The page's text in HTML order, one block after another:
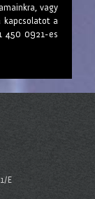
vagy
kapcsolatot a
450 0921-es
E